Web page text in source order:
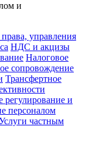
и
управления
НДС и акцизы
Налоговое
сопровождение
Трансфертное
регулирование и
персоналом
частным